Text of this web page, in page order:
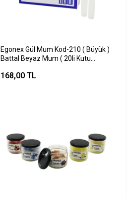
Egonex Gül Mum Kod-210 ( Büyük )
Battal Beyaz Mum ( 20li Kutu
168,00 TL